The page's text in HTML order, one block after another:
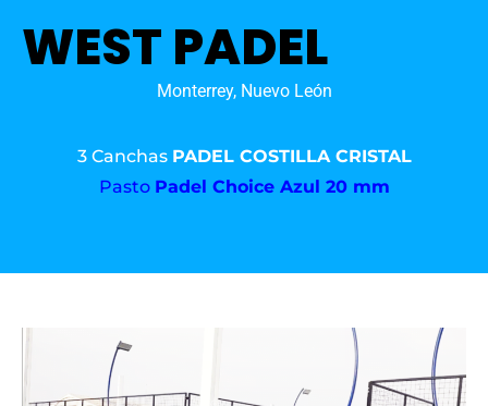
WEST PADEL
Monterrey, Nuevo León
3 Canchas PADEL COSTILLA CRISTAL
Pasto Padel Choice Azul 20 mm